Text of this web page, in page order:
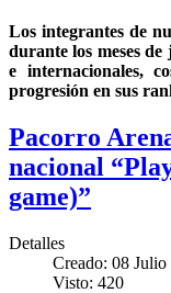
Los integrantes de
durante los meses
e internacionales,
progresión en sus
Pacorro
nacional
game)”
Detalles
Creado: 08 Julio
Visto: 420